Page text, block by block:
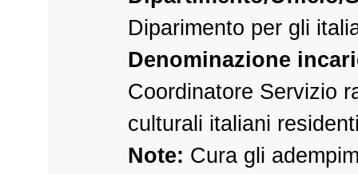
Diparimento per gli
Denominazione
Coordinatore Servizio
culturali italiani
Note: Cura gli